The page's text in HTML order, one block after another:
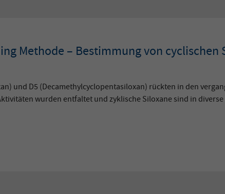
Methode – Bestimmung von
und D5 (Decamethylcyclopentasiloxan) rückten in den
wurden entfaltet und zyklische Siloxane sind in